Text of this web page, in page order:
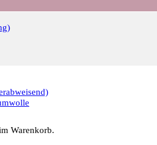
Warenkorb.